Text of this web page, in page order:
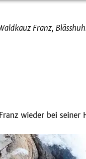
Franz,
wieder bei seiner